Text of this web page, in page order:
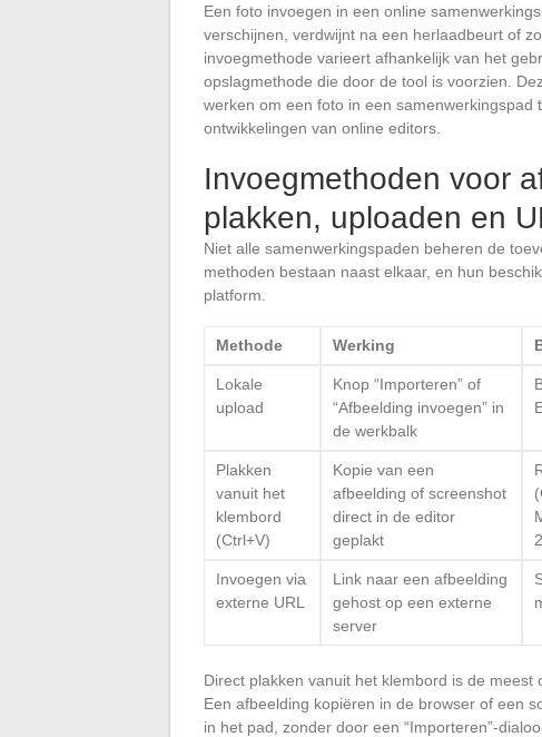
Een foto invoegen in een online
verschijnen, verdwijnt na een herlaadbeurt of
invoegmethode varieert afhankelijk van het
opslagmethode die door de tool is voorzien.
werken om een foto in een
ontwikkelingen van online editors.
Invoegmethoden voor
plakken, uploaden en
Niet alle samenwerkingspaden beheren de
methoden bestaan naast elkaar, en hun
platform.
Methode Werking
Lokale
upload
Knop “Importeren” of
“Afbeelding invoegen” in
de werkbalk
Plakken
vanuit het
klembord
(Ctrl+V)
Kopie van een
afbeelding of screenshot
direct in de editor
geplakt
Invoegen via
externe URL
Link naar een afbeelding
gehost op een externe
server
Direct plakken vanuit het klembord is de
Een afbeelding kopiëren in de browser of een
in het pad, zonder door een “Importeren”-